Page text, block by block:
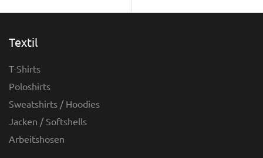
Textil
T-Shirts
Poloshirts
Sweatshirts / Hoodies
Jacken / Softshells
Arbeitshosen